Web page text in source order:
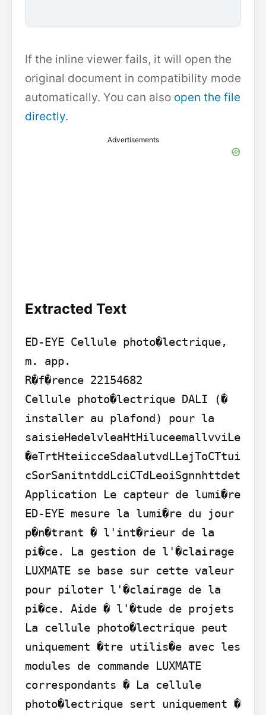
If the inline viewer fails, it will open the
original document in compatibility mode
automatically. You can also open the file
directly.
Advertisements
Extracted Text
ED-EYE Cellule photo�lectrique,
m. app.
R�f�rence 22154682
Cellule photo�lectrique DALI (�
installer au plafond) pour la
saisieHedelvleaHtHiluceemallvviLe
�eTrtHteiicceSdaalutvdLLejToCTtui
cSorSanitntddLciCTdLeoiSgnnhttdet
Application Le capteur de lumi�re
ED-EYE mesure la lumi�re du jour
p�n�trant � l'int�rieur de la
pi�ce. La gestion de l'�clairage
LUXMATE se base sur cette valeur
pour piloter l'�clairage de la
pi�ce. Aide � l'�tude de projets
La cellule photo�lectrique peut
uniquement �tre utilis�e avec les
modules de commande LUXMATE
correspondants � La cellule
photo�lectrique sert uniquement �